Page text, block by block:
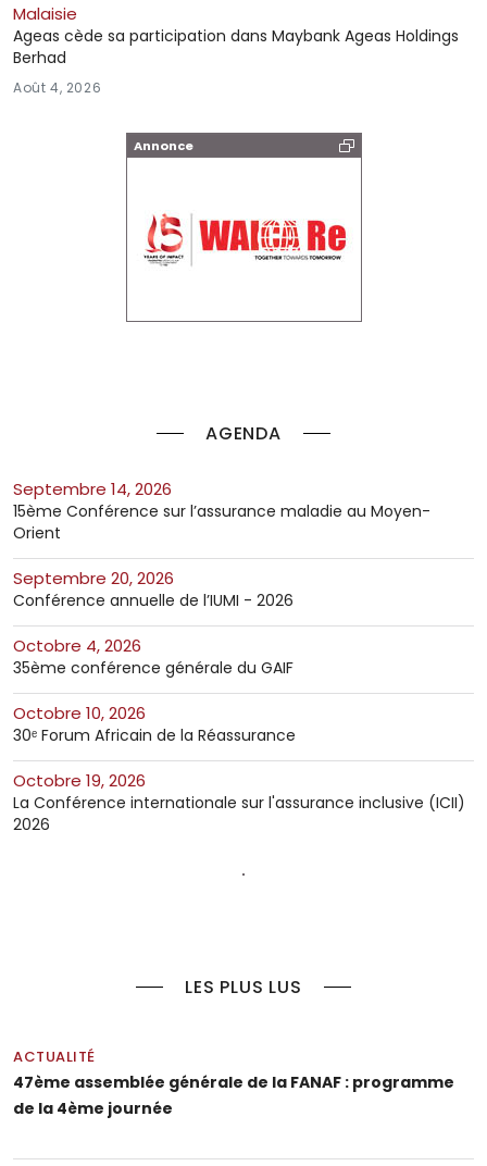
Annonce
AGENDA
septembre 14, 2026
15ème Conférence sur l’assurance maladie au Moyen-
Orient
septembre 20, 2026
Conférence annuelle de l’IUMI - 2026
octobre 4, 2026
35ème conférence générale du GAIF
octobre 10, 2026
30ᵉ Forum Africain de la Réassurance
octobre 19, 2026
La Conférence internationale sur l'assurance inclusive (ICII)
2026
LES PLUS LUS
ACTUALITÉ
47ème assemblée générale de la FANAF : programme
de la 4ème journée
Malaisie
Ageas cède sa participation dans Maybank Ageas Holdings
Berhad
Août 4, 2026